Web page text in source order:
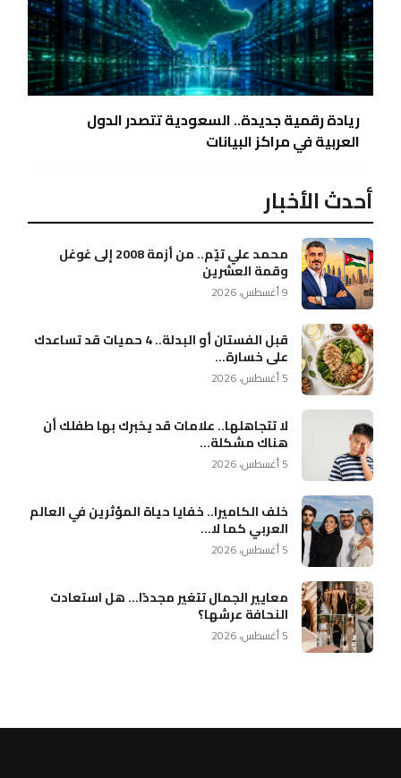
ريادة رقمية جديدة.. السعودية تتصدر الدول
العربية في مراكز البيانات
أحدث الأخبار
محمد علي تيّم.. من أزمة 2008 إلى غوغل
وقمة العشرين
9 أغسطس، 2026
قبل الفستان أو البدلة.. 4 حميات قد تساعدك
على خسارة...
5 أغسطس، 2026
لا تتجاهلها.. علامات قد يخبرك بها طفلك أن
هناك مشكلة...
5 أغسطس، 2026
خلف الكاميرا.. خفايا حياة المؤثرين في العالم
العربي كما لا...
5 أغسطس، 2026
معايير الجمال تتغير مجددًا… هل استعادت
النحافة عرشها؟
5 أغسطس، 2026